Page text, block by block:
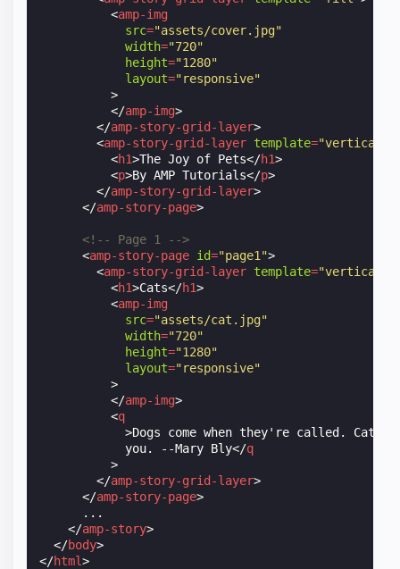
<amp-img
src="assets/cover.jpg"
width="720"
height="1280"
layout="responsive"
>
</amp-img>
</amp-story-grid-layer>
<amp-story-grid-layer template="vertical"
<h1>The Joy of Pets</h1>
<p>By AMP Tutorials</p>
</amp-story-grid-layer>
</amp-story-page>
<!-- Page 1 -->
<amp-story-page id="page1">
<amp-story-grid-layer template="vertical"
<h1>Cats</h1>
<amp-img
src="assets/cat.jpg"
width="720"
height="1280"
layout="responsive"
>
</amp-img>
<q
>Dogs come when they're called. Cats
            you. --Mary Bly
</q
>
</amp-story-grid-layer>
</amp-story-page>
      ...
</amp-story>
</body>
</html>